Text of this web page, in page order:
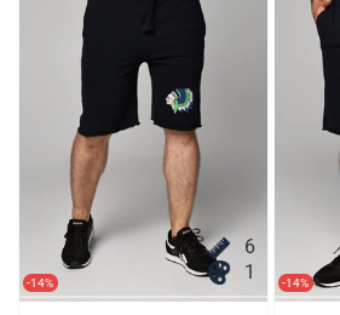
-14%
6
1
-14%